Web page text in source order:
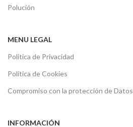
Polución
MENU LEGAL
Política de Privacidad
Política de Cookies
Compromiso con la protección de Datos
INFORMACIÓN